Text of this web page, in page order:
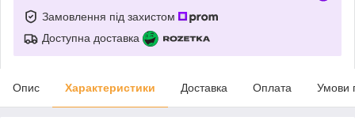
Замовлення під захистом
Доступна доставка
Опис Характеристики Доставка Оплата Умови